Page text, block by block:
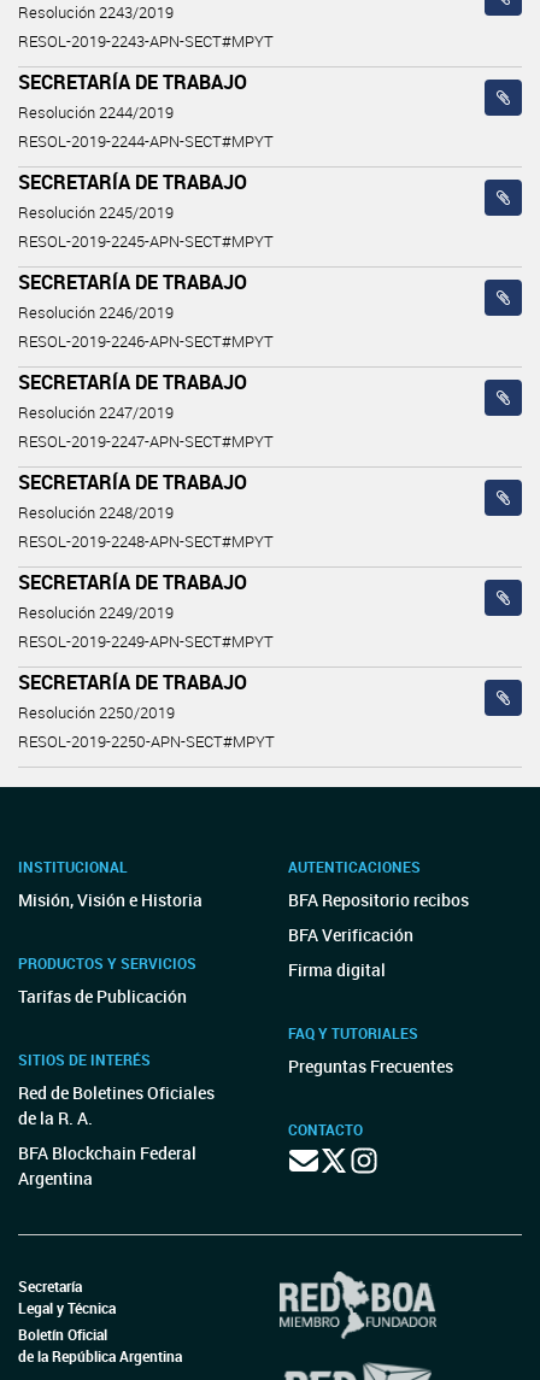
Resolución 2243/2019
RESOL-2019-2243-APN-SECT#MPYT
SECRETARÍA DE TRABAJO
Resolución 2244/2019
RESOL-2019-2244-APN-SECT#MPYT
SECRETARÍA DE TRABAJO
Resolución 2245/2019
RESOL-2019-2245-APN-SECT#MPYT
SECRETARÍA DE TRABAJO
Resolución 2246/2019
RESOL-2019-2246-APN-SECT#MPYT
SECRETARÍA DE TRABAJO
Resolución 2247/2019
RESOL-2019-2247-APN-SECT#MPYT
SECRETARÍA DE TRABAJO
Resolución 2248/2019
RESOL-2019-2248-APN-SECT#MPYT
SECRETARÍA DE TRABAJO
Resolución 2249/2019
RESOL-2019-2249-APN-SECT#MPYT
SECRETARÍA DE TRABAJO
Resolución 2250/2019
RESOL-2019-2250-APN-SECT#MPYT
INSTITUCIONAL
Misión, Visión e Historia
PRODUCTOS Y SERVICIOS
Tarifas de Publicación
SITIOS DE INTERÉS
Red de Boletines Oficiales
de la R. A.
BFA Blockchain Federal
Argentina
AUTENTICACIONES
BFA Repositorio recibos
BFA Verificación
Firma digital
FAQ Y TUTORIALES
Preguntas Frecuentes
CONTACTO
Secretaría
Legal y Técnica
Boletín Oficial
de la República Argentina